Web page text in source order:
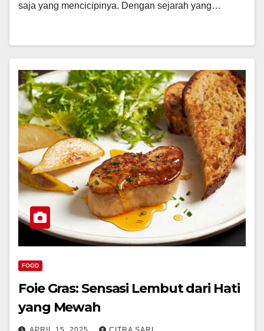
saja yang mencicipinya. Dengan sejarah yang…
FOOD
Foie Gras: Sensasi Lembut dari Hati
yang Mewah